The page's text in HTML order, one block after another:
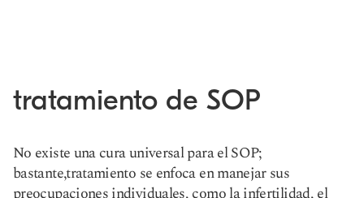
tratamiento de SOP
No existe una cura universal para el SOP;
bastante,tratamiento se enfoca en manejar sus
preocupaciones individuales, como la infertilidad, el